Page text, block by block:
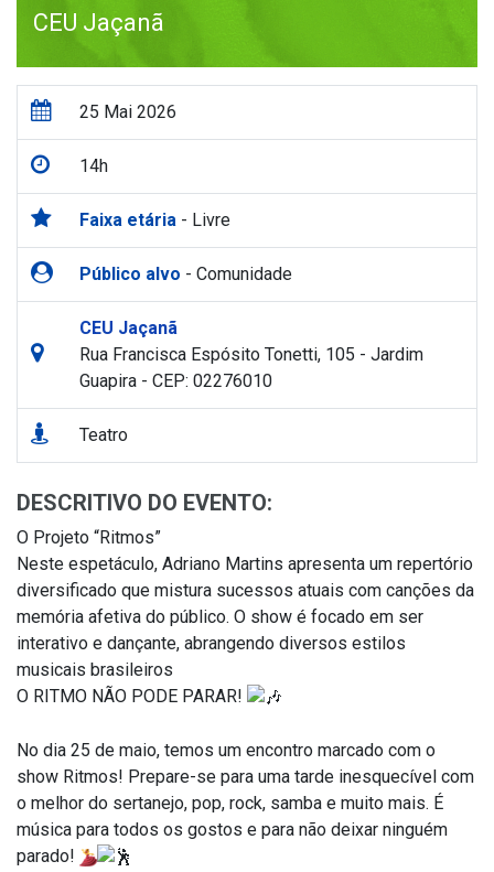
CEU Jaçanã
25 Mai 2026
14h
Faixa etária - Livre
Público alvo - Comunidade
CEU Jaçanã
Rua Francisca Espósito Tonetti, 105 - Jardim
Guapira - CEP: 02276010
Teatro
DESCRITIVO DO EVENTO:
O Projeto “Ritmos”
Neste espetáculo, Adriano Martins apresenta um repertório
diversificado que mistura sucessos atuais com canções da
memória afetiva do público. O show é focado em ser
interativo e dançante, abrangendo diversos estilos
musicais brasileiros
O RITMO NÃO PODE PARAR!
No dia 25 de maio, temos um encontro marcado com o
show Ritmos! Prepare-se para uma tarde inesquecível com
o melhor do sertanejo, pop, rock, samba e muito mais. É
música para todos os gostos e para não deixar ninguém
parado!